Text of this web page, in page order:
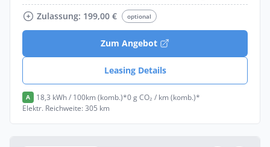
Zulassung: 199,00 €
optional
Zum Angebot
Leasing Details
A 18,3 kWh / 100km (komb.)*0 g CO₂ / km (komb.)*
Elektr. Reichweite: 305 km